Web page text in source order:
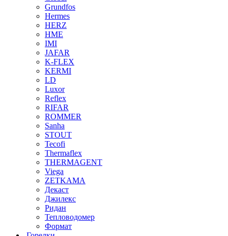
Grundfos
Hermes
HERZ
HME
IMI
JAFAR
K-FLEX
KERMI
LD
Luxor
Reflex
RIFAR
ROMMER
Sanha
STOUT
Tecofi
Thermaflex
THERMAGENT
Viega
ZETKAMA
Декаст
Джилекс
Ридан
Тепловодомер
Формат